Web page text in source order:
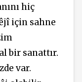
hiç
için sahne
bir sanattır.
var.